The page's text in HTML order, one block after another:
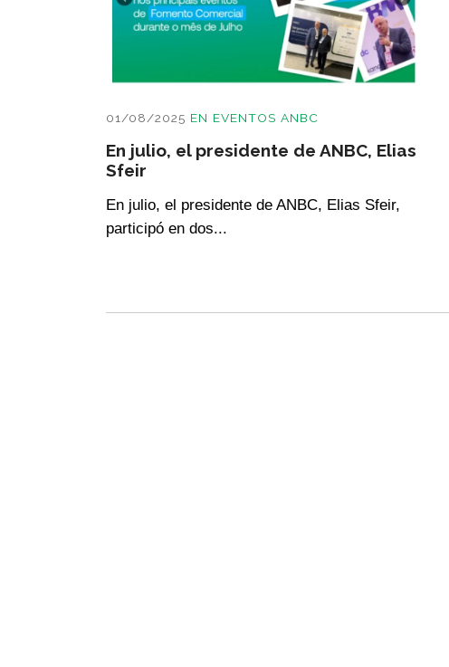
01/08/2025 EN EVENTOS ANBC
En julio, el presidente de ANBC, Elias
Sfeir
En julio, el presidente de ANBC, Elias Sfeir,
participó en dos...